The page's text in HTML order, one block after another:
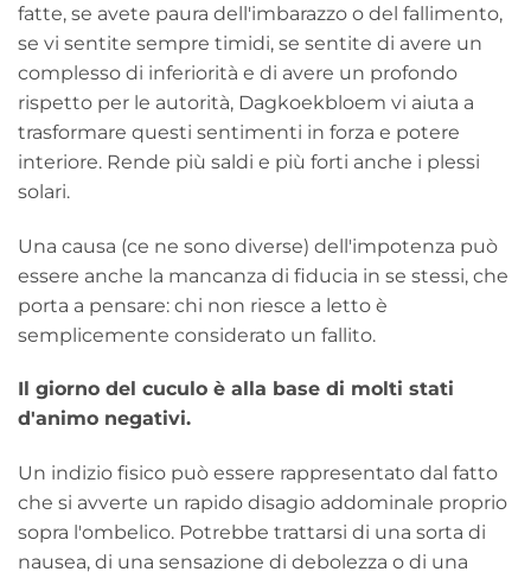
fatte, se avete paura dell'imbarazzo o del fallimento,
se vi sentite sempre timidi, se sentite di avere un
complesso di inferiorità e di avere un profondo
rispetto per le autorità, Dagkoekbloem vi aiuta a
trasformare questi sentimenti in forza e potere
interiore. Rende più saldi e più forti anche i plessi
solari.
Una causa (ce ne sono diverse) dell'impotenza può
essere anche la mancanza di fiducia in se stessi, che
porta a pensare: chi non riesce a letto è
semplicemente considerato un fallito.
Il giorno del cuculo è alla base di molti stati
d'animo negativi.
Un indizio fisico può essere rappresentato dal fatto
che si avverte un rapido disagio addominale proprio
sopra l'ombelico. Potrebbe trattarsi di una sorta di
nausea, di una sensazione di debolezza o di una